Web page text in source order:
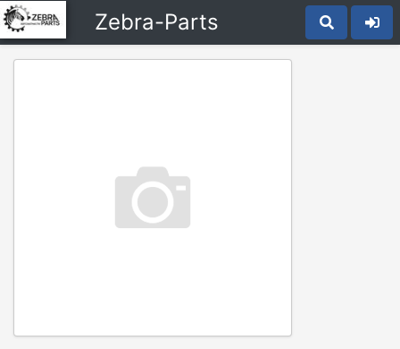
Zebra-Parts